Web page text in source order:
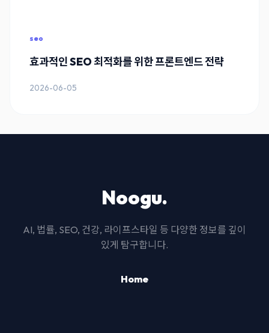
seo
효과적인 SEO 최적화를 위한 프론트엔드 전략
2026-06-05
Noogu.
AI, 법률, SEO, 건강, 라이프스타일 등 다양한 정보를 깊이
있게 탐구합니다.
Home